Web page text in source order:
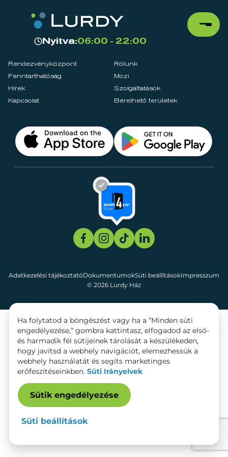
Nyitva:06:00 - 22:00
Rendezvényközpont
Rólunk
Fenntarthatóság
Mozi
Hírek
Szolgáltatások
Kapcsolat
Bérelhető területek
© 2026 Lurdy Ház
Adatkezelési tájékoztatóDokumentumokSüti beállításokImpresszum
Ha folytatod a böngészést vagy ha a “Minden süti
engedélyezése,” gombra kattintasz, elfogadod az első-
és harmadik fél sütijeinek tárolását a készülékeden,
hogy javítsd a webhely navigációt, elemezhessük a
webhely használatát és segíts marketinges
erőfeszítéseinkben. Süti Irányelvek
Sütik engedélyezése
Süti beállítások